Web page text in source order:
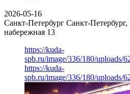
2026-05-16
Санкт-Петербург Санкт-Петербург,
набережная 13
https://kuda-
spb.ru/image/336/180/uploads/
https://kuda-
spb.ru/image/336/180/uploads/